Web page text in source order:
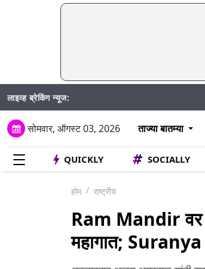
लाइव्ह ब्रेकिंग न्यूज:
सोमवार, ऑगस्ट 03, 2026 ताज्या बातम्या
QUICKLY SOCIALLY
होम राष्ट्रीय
Ram Mandir वर
महागात; Suranya